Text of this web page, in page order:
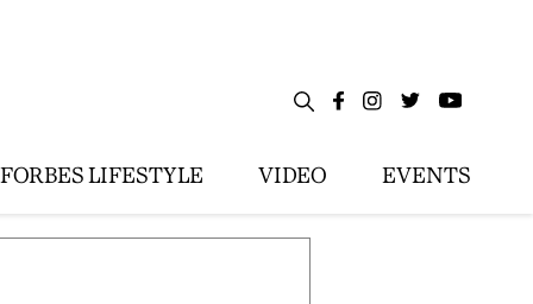
FORBES LIFESTYLE VIDEO EVENTS